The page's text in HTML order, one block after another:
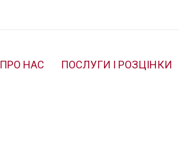
ПРО НАС ПОСЛУГИ І РОЗЦІНКИ